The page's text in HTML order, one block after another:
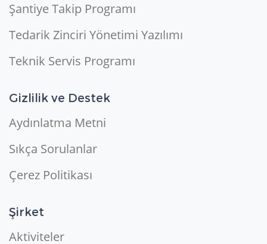
Şantiye Takip Programı
Tedarik Zinciri Yönetimi Yazılımı
Teknik Servis Programı
Gizlilik ve Destek
Aydınlatma Metni
Sıkça Sorulanlar
Çerez Politikası
Şirket
Aktiviteler